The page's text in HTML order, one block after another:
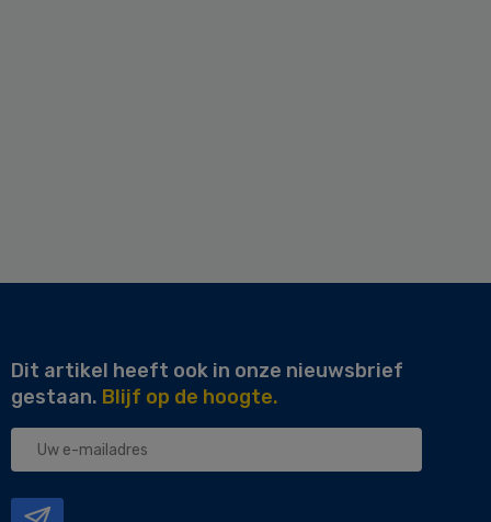
Dit artikel heeft ook in onze nieuwsbrief
gestaan. Blijf op de hoogte.
Uw